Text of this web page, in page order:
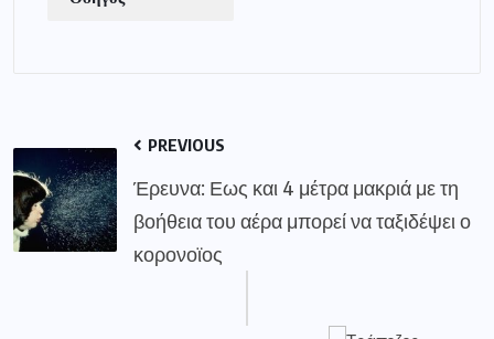
PREVIOUS
Έρευνα: Εως και 4 μέτρα μακριά με τη
βοήθεια του αέρα μπορεί να ταξιδέψει ο
κορονοϊος